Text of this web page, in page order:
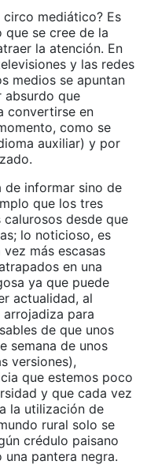
mediático? Es
que se cree de la
la atención. En
y las redes
medios se apuntan
absurdo que
convertirse en
como se
auxiliar) y por
de informar sino de
que los tres
desde que
lo noticioso, es
más escasas
en una
ya que puede
actualidad, al
para
de que unos
semana de unos
versiones),
que estemos poco
y que cada vez
la utilización de
rural solo se
crédulo paisano
pantera negra.